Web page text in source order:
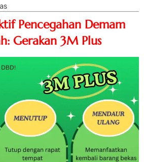
Pencegahan Demam
Gerakan 3M Plus